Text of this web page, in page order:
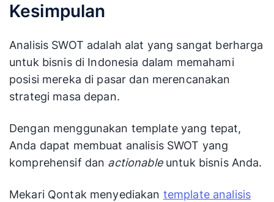
Kesimpulan
Analisis SWOT adalah alat yang sangat berharga
untuk bisnis di Indonesia dalam memahami
posisi mereka di pasar dan merencanakan
strategi masa depan.
Dengan menggunakan template yang tepat,
Anda dapat membuat analisis SWOT yang
komprehensif dan actionable untuk bisnis Anda.
Mekari Qontak menyediakan template analisis